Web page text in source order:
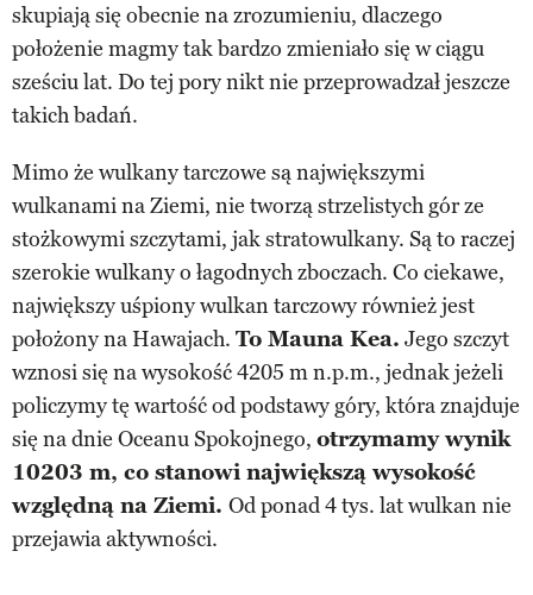
skupiają się obecnie na zrozumieniu, dlaczego
położenie magmy tak bardzo zmieniało się w ciągu
sześciu lat. Do tej pory nikt nie przeprowadzał jeszcze
takich badań.
Mimo że wulkany tarczowe są największymi
wulkanami na Ziemi, nie tworzą strzelistych gór ze
stożkowymi szczytami, jak stratowulkany. Są to raczej
szerokie wulkany o łagodnych zboczach. Co ciekawe,
największy uśpiony wulkan tarczowy również jest
położony na Hawajach. To Mauna Kea. Jego szczyt
wznosi się na wysokość 4205 m n.p.m., jednak jeżeli
policzymy tę wartość od podstawy góry, która znajduje
się na dnie Oceanu Spokojnego, otrzymamy wynik
10203 m, co stanowi największą wysokość
względną na Ziemi. Od ponad 4 tys. lat wulkan nie
przejawia aktywności.